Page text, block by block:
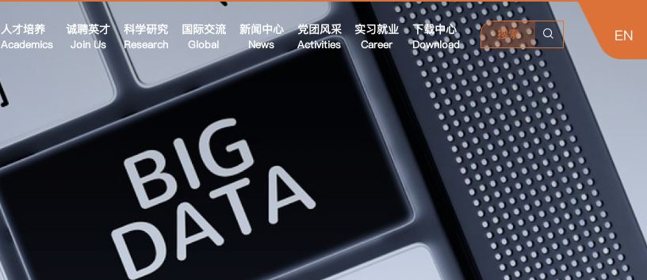
人才培养
Academics
诚聘英才
Join Us
科学研究
Research
国际交流
Global
新闻中心
News
党团风采
Activities
实习就业
Career
下载中心
Download
搜索 EN